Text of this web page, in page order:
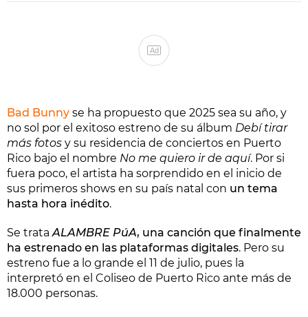
Ad
Bad Bunny se ha propuesto que 2025 sea su año, y
no sol por el exitoso estreno de su álbum Debí tirar
más fotos y su residencia de conciertos en Puerto
Rico bajo el nombre No me quiero ir de aquí. Por si
fuera poco, el artista ha sorprendido en el inicio de
sus primeros shows en su país natal con un tema
hasta hora inédito.
Se trata ALAMBRE PúA, una canción que finalmente
ha estrenado en las plataformas digitales. Pero su
estreno fue a lo grande el 11 de julio, pues la
interpretó en el Coliseo de Puerto Rico ante más de
18.000 personas.